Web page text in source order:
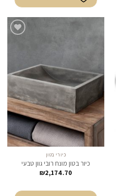
כאן
כיורי בטון
כיור בטון מונח רובי גוון טבעי
₪2,174.70